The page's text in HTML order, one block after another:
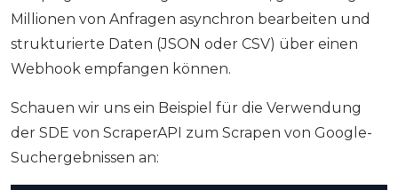
Millionen von Anfragen asynchron bearbeiten und
strukturierte Daten (JSON oder CSV) über einen
Webhook empfangen können.
Schauen wir uns ein Beispiel für die Verwendung
der SDE von ScraperAPI zum Scrapen von Google-
Suchergebnissen an: